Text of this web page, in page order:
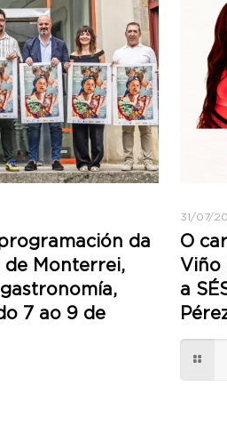
da
de Monterrei,
7 ao 9 de
31/07/
O
Viño
a